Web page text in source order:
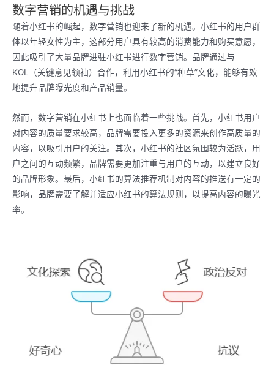
数字营销的机遇与挑战
随着小红书的崛起，数字营销也迎来了新的机遇。小红书的用户群
体以年轻女性为主，这部分用户具有较高的消费能力和购买意愿，
因此吸引了大量品牌进驻小红书进行数字营销。品牌通过与
KOL（关键意见领袖）合作，利用小红书的“种草”文化，能够有效
地提升品牌曝光度和产品销量。
然而，数字营销在小红书上也面临着一些挑战。首先，小红书用户
对内容的质量要求较高，品牌需要投入更多的资源来创作高质量的
内容，以吸引用户的关注。其次，小红书的社区氛围较为活跃，用
户之间的互动频繁，品牌需要更加注重与用户的互动，以建立良好
的品牌形象。最后，小红书的算法推荐机制对内容的推送有一定的
影响，品牌需要了解并适应小红书的算法规则，以提高内容的曝光
率。